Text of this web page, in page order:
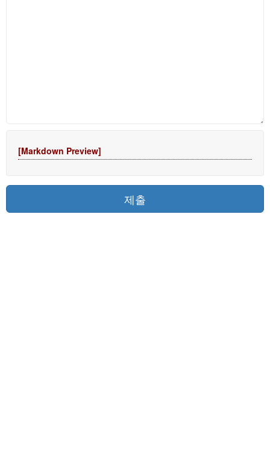
[Markdown Preview]